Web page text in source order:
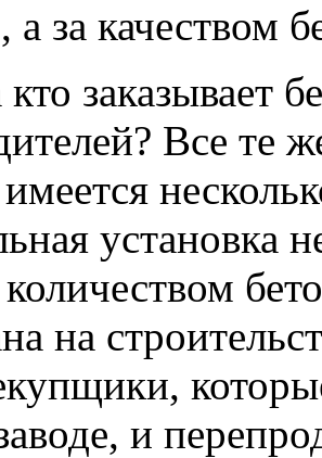
а за качеством
заказывает
Все те
установка
на
и